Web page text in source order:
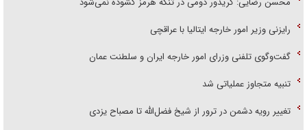
رایزنی وزیر امور خارجه ایتالیا با عراقچی
گفت‌وگوی تلفنی وزرای امور خارجه ایران و سلطنت عمان
تنبیه متجاوز عملیاتی شد
تغییر رویه دشمن در ترور از شیخ فضل‌الله تا مصباح یزدی